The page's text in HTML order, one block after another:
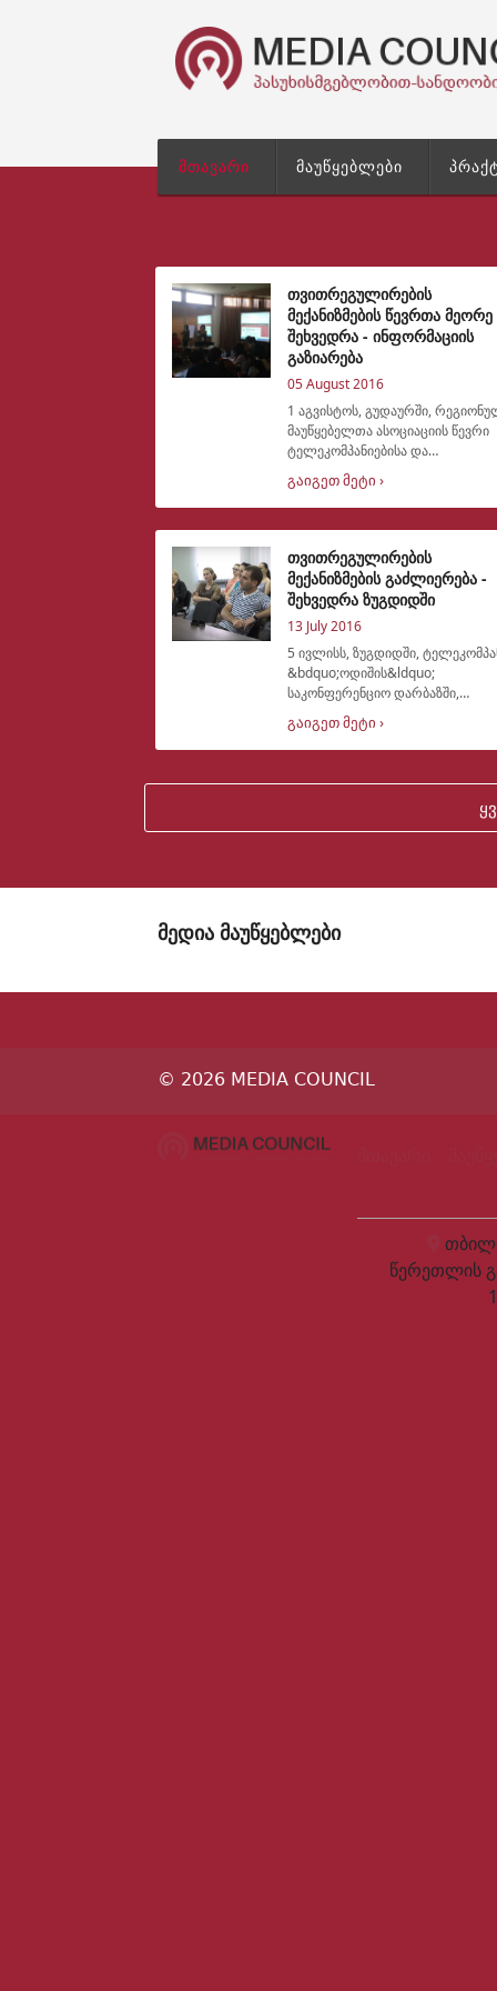
მთავარი მაუწყებლები
თვითრეგულირების
მექანიზმების წევრთა მეორე
შეხვედრა - ინფორმაციის
გაზიარება
05 August 2016
1 აგვისტოს, გუდაურში,
მაუწყებელთა ასოციაციის წევრი
ტელეკომპანიებისა და
თვითრეგულირების საბჭოების
წევრთა მორიგი შეხვდრა
გაიმართა. შეხვედრის მონაწილეებს
კიდევ ერთხელ მიეწოდათ
ინფორმაცია თვით
გაიგეთ მეტი ›
თვითრეგულირების
მექანიზმების გაძლიერება -
შეხვედრა ზუგდიდში
13 July 2016
5 ივლისს, ზუგდიდში,
&bdquo;ოდიშის&ldquo;
საკონფერენციო დარბაზში,
პროექტის,
&bdquo;თვითრეგულირების
მექანიზმების გაძლიერება
გაიგეთ მეტი ›
მედია მაუწყებლები
© 2026 MEDIA COUNCIL
წერეთლის